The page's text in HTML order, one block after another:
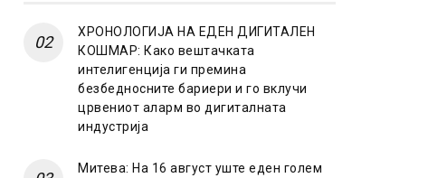
ХРОНОЛОГИЈА НА ЕДЕН ДИГИТАЛЕН
КОШМАР: Како вештачката
интелигенција ги премина
безбедносните бариери и го вклучи
црвениот аларм во дигиталната
индустрија
Митева: На 16 август уште еден голем